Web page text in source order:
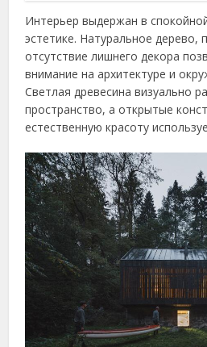
Интерьер выдержан в
эстетике. Натуральное
отсутствие лишнего декора
внимание на архитектуре и
Светлая древесина визуально
пространство, а открытые
естественную красоту